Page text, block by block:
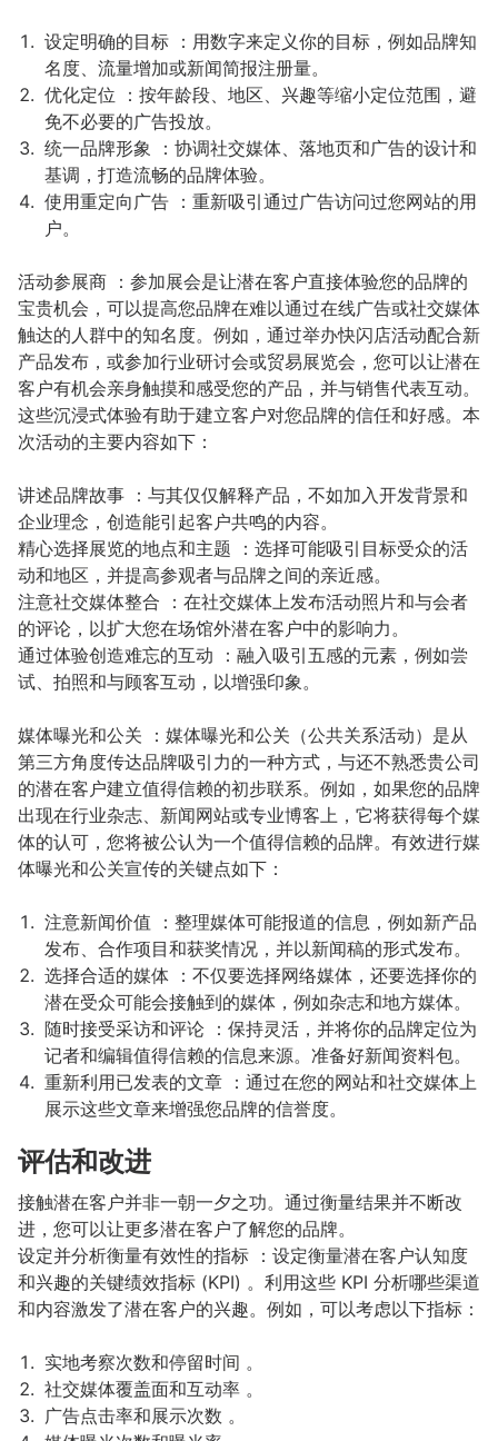
设定明确的目标 ：用数字来定义你的目标，例如品牌知
名度、流量增加或新闻简报注册量。
优化定位 ：按年龄段、地区、兴趣等缩小定位范围，避
免不必要的广告投放。
统一品牌形象 ：协调社交媒体、落地页和广告的设计和
基调，打造流畅的品牌体验。
使用重定向广告 ：重新吸引通过广告访问过您网站的用
户。
活动参展商 ：参加展会是让潜在客户直接体验您的品牌的
宝贵机会，可以提高您品牌在难以通过在线广告或社交媒体
触达的人群中的知名度。例如，通过举办快闪店活动配合新
产品发布，或参加行业研讨会或贸易展览会，您可以让潜在
客户有机会亲身触摸和感受您的产品，并与销售代表互动。
这些沉浸式体验有助于建立客户对您品牌的信任和好感。本
次活动的主要内容如下：
讲述品牌故事 ：与其仅仅解释产品，不如加入开发背景和
企业理念，创造能引起客户共鸣的内容。
精心选择展览的地点和主题 ：选择可能吸引目标受众的活
动和地区，并提高参观者与品牌之间的亲近感。
注意社交媒体整合 ：在社交媒体上发布活动照片和与会者
的评论，以扩大您在场馆外潜在客户中的影响力。
通过体验创造难忘的互动 ：融入吸引五感的元素，例如尝
试、拍照和与顾客互动，以增强印象。
媒体曝光和公关 ：媒体曝光和公关（公共关系活动）是从
第三方角度传达品牌吸引力的一种方式，与还不熟悉贵公司
的潜在客户建立值得信赖的初步联系。例如，如果您的品牌
出现在行业杂志、新闻网站或专业博客上，它将获得每个媒
体的认可，您将被公认为一个值得信赖的品牌。有效进行媒
体曝光和公关宣传的关键点如下：
注意新闻价值 ：整理媒体可能报道的信息，例如新产品
发布、合作项目和获奖情况，并以新闻稿的形式发布。
选择合适的媒体 ：不仅要选择网络媒体，还要选择你的
潜在受众可能会接触到的媒体，例如杂志和地方媒体。
随时接受采访和评论 ：保持灵活，并将你的品牌定位为
记者和编辑值得信赖的信息来源。准备好新闻资料包。
重新利用已发表的文章 ：通过在您的网站和社交媒体上
展示这些文章来增强您品牌的信誉度。
评估和改进
接触潜在客户并非一朝一夕之功。通过衡量结果并不断改
进，您可以让更多潜在客户了解您的品牌。
设定并分析衡量有效性的指标 ：设定衡量潜在客户认知度
和兴趣的关键绩效指标 (KPI) 。利用这些 KPI 分析哪些渠道
和内容激发了潜在客户的兴趣。例如，可以考虑以下指标：
实地考察次数和停留时间 。
社交媒体覆盖面和互动率 。
广告点击率和展示次数 。